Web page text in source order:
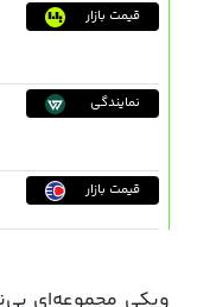
قیمت بازار
نمایندگی
قیمت بازار
ویکی مجموعه‌ای